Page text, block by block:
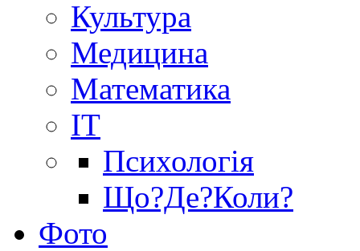
Культура
Медицина
Математика
IT
Психологія
Що?Де?Коли?
Фото